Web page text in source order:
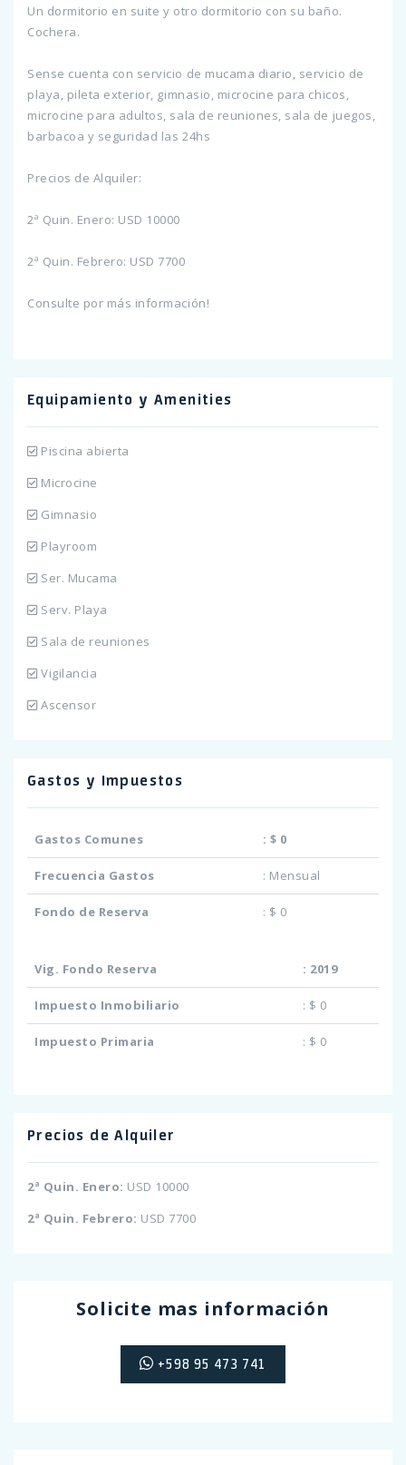
Un dormitorio en suite y otro dormitorio con su baño.
Cochera.
Sense cuenta con servicio de mucama diario, servicio de
playa, pileta exterior, gimnasio, microcine para chicos,
microcine para adultos, sala de reuniones, sala de juegos,
barbacoa y seguridad las 24hs
Precios de Alquiler:
2ª Quin. Enero: USD 10000
2ª Quin. Febrero: USD 7700
Consulte por más información!
Equipamiento y Amenities
Piscina abierta
Microcine
Gimnasio
Playroom
Ser. Mucama
Serv. Playa
Sala de reuniones
Vigilancia
Ascensor
Gastos y Impuestos
Gastos Comunes : $ 0
Frecuencia Gastos : Mensual
Fondo de Reserva : $ 0
Vig. Fondo Reserva : 2019
Impuesto Inmobiliario : $ 0
Impuesto Primaria : $ 0
Precios de Alquiler
2ª Quin. Enero: USD 10000
2ª Quin. Febrero: USD 7700
Solicite mas información
+598 95 473 741